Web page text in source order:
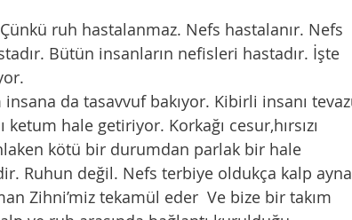
Bütün insanların nefisleri hastadır. İşte
hale getiriyor. Korkağı cesur,hırsızı
kötü bir durumdan parlak bir hale
Ruhun değil. Nefs terbiye oldukça kalp ayna
Zihni’miz tekamül eder  Ve bize bir takım